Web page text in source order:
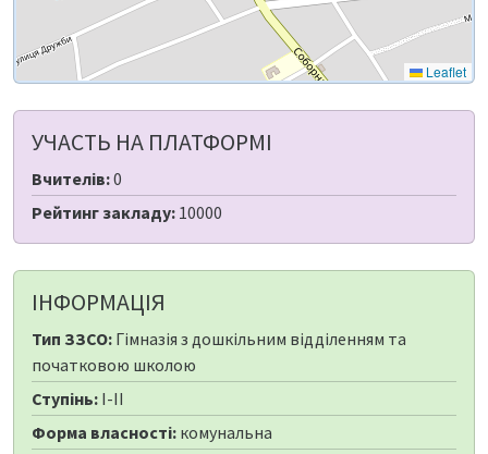
Leaflet
УЧАСТЬ НА ПЛАТФОРМІ
Вчителів:0
Рейтинг закладу: 10000
ІНФОРМАЦІЯ
Тип ЗЗСО: Гімназія з дошкільним відділенням та
початковою школою
Ступінь: I-II
Форма власності: комунальна